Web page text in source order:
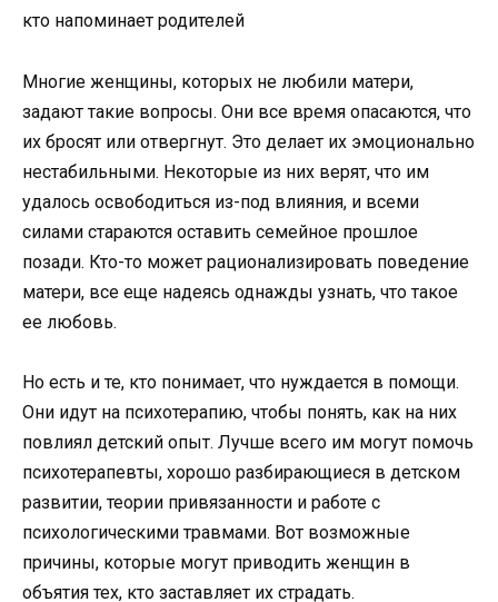
кто напоминает родителей
Многие женщины, которых не любили матери,
задают такие вопросы. Они все время опасаются, что
их бросят или отвергнут. Это делает их эмоционально
нестабильными. Некоторые из них верят, что им
удалось освободиться из-под влияния, и всеми
силами стараются оставить семейное прошлое
позади. Кто-то может рационализировать поведение
матери, все еще надеясь однажды узнать, что такое
ее любовь.
Но есть и те, кто понимает, что нуждается в помощи.
Они идут на психотерапию, чтобы понять, как на них
повлиял детский опыт. Лучше всего им могут помочь
психотерапевты, хорошо разбирающиеся в детском
развитии, теории привязанности и работе с
психологическими травмами. Вот возможные
причины, которые могут приводить женщин в
объятия тех, кто заставляет их страдать.